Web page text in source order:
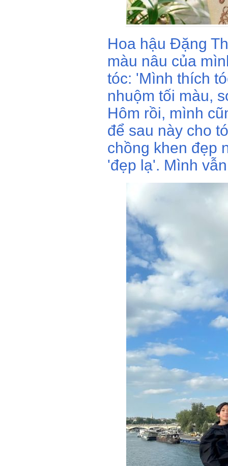
Hoa hậu Đặng
màu nâu của
tóc: 'Mình thích
nhuộm tối màu,
Hôm rồi, mình
để sau này cho
chồng khen đẹp
'đẹp lạ'. Mình